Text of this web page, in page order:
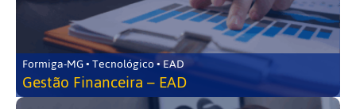
Formiga-MG • Tecnológico • EAD
Gestão Financeira – EAD